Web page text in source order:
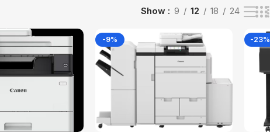
Show 9 12 18 24
-9% -23%